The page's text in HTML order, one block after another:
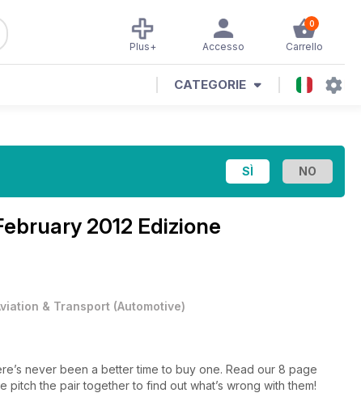
0
Carrello
Accesso
Plus+
CATEGORIE
2012 Edizione
& Transport (Automotive)
never been a better time to buy one. Read our 8 page
the pair together to find out what’s wrong with them!